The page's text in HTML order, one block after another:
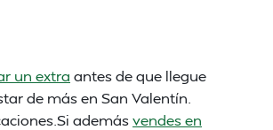
un extra antes de que llegue
de más en San Valentín.
ademásvendes en